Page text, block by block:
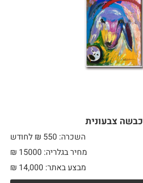
כבשה צבעונית
השכרה: 550 ₪ לחודש
מחיר בגלריה: 15000 ₪
מבצע באתר:
₪ 14,000